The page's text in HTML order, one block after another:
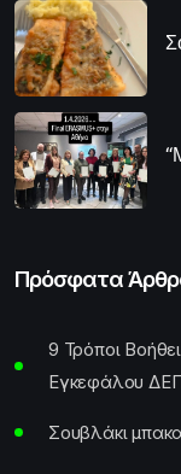
Πρόσφατα
9 Τρόποι
Εγκεφάλου
Σουβλάκι